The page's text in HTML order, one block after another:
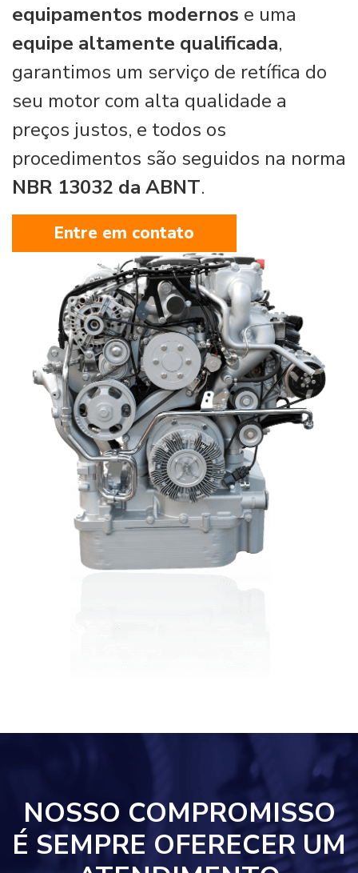
equipamentos modernos e uma
equipe altamente qualificada,
garantimos um serviço de retífica do
seu motor com alta qualidade a
preços justos, e todos os
procedimentos são seguidos na norma
NBR 13032 da ABNT.
Entre em contato
NOSSO COMPROMISSO
É SEMPRE OFERECER UM